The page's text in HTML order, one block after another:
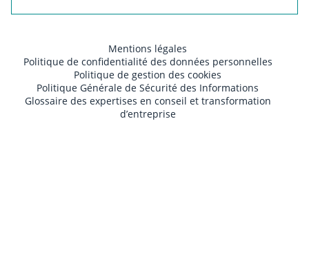
Mentions légales
Politique de confidentialité des données personnelles
Politique de gestion des cookies
Politique Générale de Sécurité des Informations
Glossaire des expertises en conseil et transformation
d’entreprise